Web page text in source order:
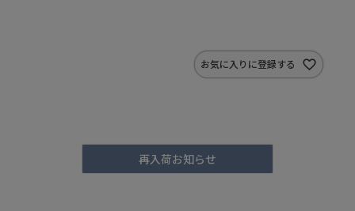
お気に入りに登録する
再入荷お知らせ